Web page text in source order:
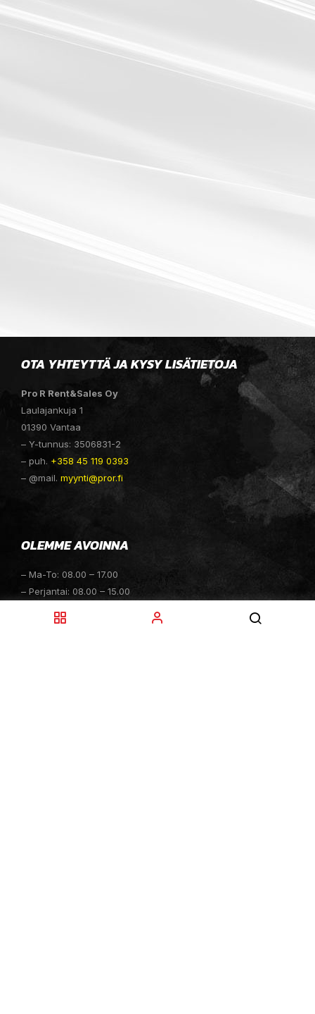
OTA YHTEYTTÄ JA KYSY LISÄTIETOJA
Pro R Rent&Sales Oy
Laulajankuja 1
01390 Vantaa
– Y-tunnus: 3506831-2
– puh. +358 45 119 0393
– @mail. myynti@pror.fi
OLEMME AVOINNA
– Ma-To: 08.00 – 17.00
– Perjantai: 08.00 – 15.00
– Sunnuntai: Suljettu